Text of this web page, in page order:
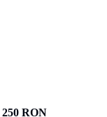
250 RON